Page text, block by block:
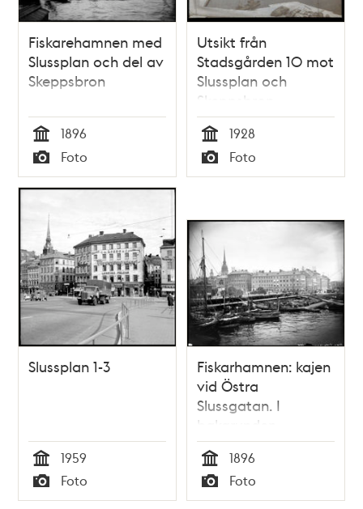
Fiskarehamnen med
Slussplan och del av
Skeppsbron
Tid
1896
Typ
Foto
Utsikt från
Stadsgården 10 mot
Slussplan och
Skeppsbron
Tid
1928
Typ
Foto
Slussplan 1-3
Tid
1959
Typ
Foto
Fiskarhamnen: kajen
vid Östra
Slussgatan. I
bakgrunden
Slussplan.
Tid
1896
Typ
Foto